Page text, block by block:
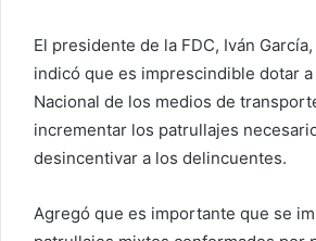
El presidente de la FDC, Iván
indicó que es imprescindible dotar
Nacional de los medios de
incrementar los patrullajes
desincentivar a los delincuentes.
Agregó que es importante que se